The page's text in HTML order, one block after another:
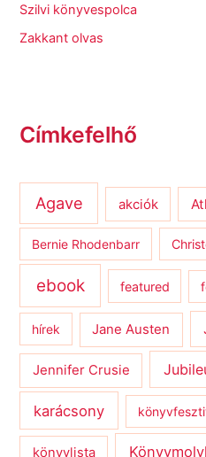
Szilvi könyvespolca
Zakkant olvas
Címkefelhő
Agave akciók
Bernie Rhodenbarr
ebook featured
hírek Jane Austen
Jennifer Crusie
karácsony
könyvlista